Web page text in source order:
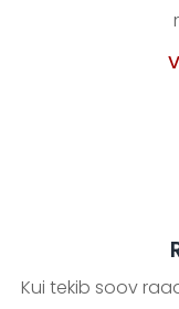
Kui tekib soov